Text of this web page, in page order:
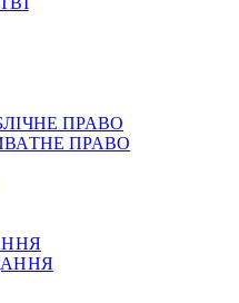
ПРАВО
ПРАВО